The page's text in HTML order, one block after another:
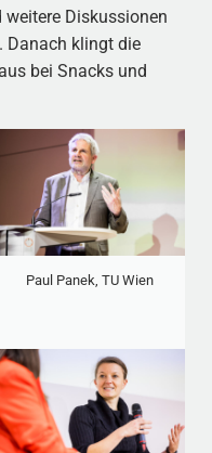
Diskussionen
Danach klingt die
bei Snacks und
Paul Panek, TU Wien